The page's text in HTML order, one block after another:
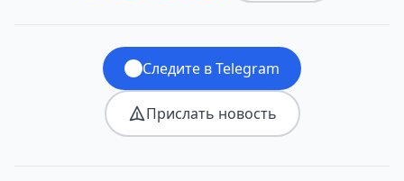
Следите в Telegram
Прислать новость